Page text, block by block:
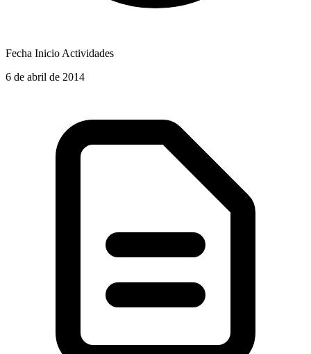
Fecha Inicio Actividades
6 de abril de 2014